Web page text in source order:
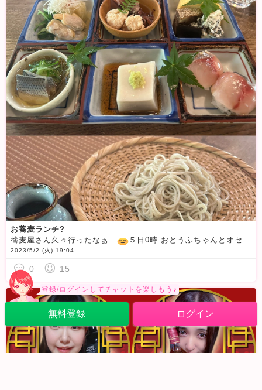
登録/ログインしてチャットを楽しもう♪
無料登録 ログイン
お蕎麦ランチ?
蕎麦屋さん久々行ったなぁ…
５日0時 おとうふちゃんとオセロなDS?５日22時 無料開放〜６日0時 ゆきんこちゃんとチャイナなDS?６日22時30分 しょたちゃんと武勇伝聞いちゃうぞDS?それぞれ全部
2023/5/2 (火) 19:04
0 15